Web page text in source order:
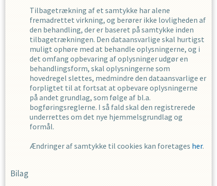
Tilbagetrækning af et samtykke har alene
fremadrettet virkning, og berører ikke lovligheden af
den behandling, der er baseret på samtykke inden
tilbagetrækningen. Den dataansvarlige skal hurtigst
muligt ophøre med at behandle oplysningerne, og i
det omfang opbevaring af oplysninger udgør en
behandlingsform, skal oplysningerne som
hovedregel slettes, medmindre den dataansvarlige er
forpligtet til at fortsat at opbevare oplysningerne
på andet grundlag, som følge af bl.a.
bogføringsreglerne. I så fald skal den registrerede
underrettes om det nye hjemmelsgrundlag og
formål.
Ændringer af samtykke til cookies kan foretages her.
Bilag